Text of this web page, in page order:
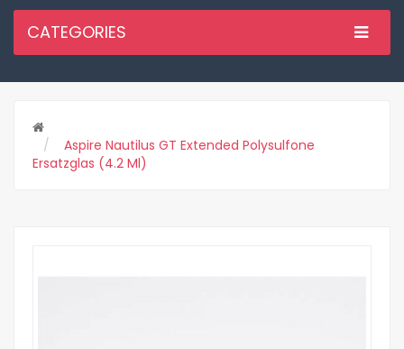
CATEGORIES
Aspire Nautilus GT Extended Polysulfone
Ersatzglas (4.2 Ml)